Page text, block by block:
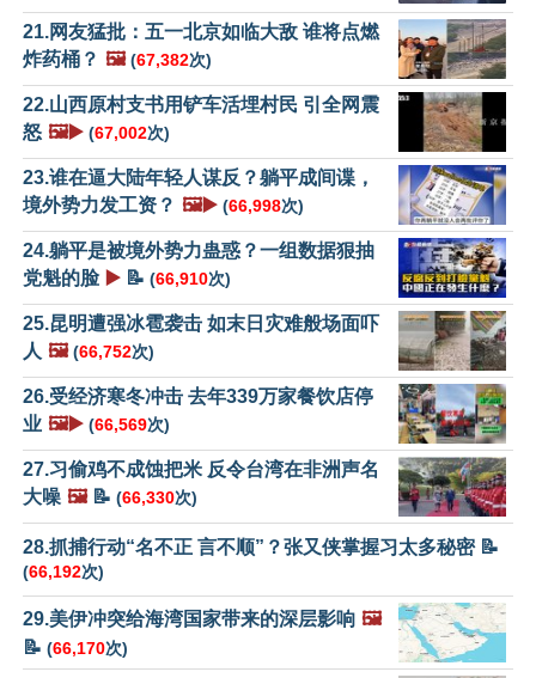
21.网友猛批：五一北京如临大敌 谁将点燃
炸药桶？ 🖼️ (67,382次)
22.山西原村支书用铲车活埋村民 引全网震
怒 🖼️▶️ (67,002次)
23.谁在逼大陆年轻人谋反？躺平成间谍，
境外势力发工资？ 🖼️▶️ (66,998次)
24.躺平是被境外势力蛊惑？一组数据狠抽
党魁的脸 ▶️ 📝 (66,910次)
25.昆明遭强冰雹袭击 如末日灾难般场面吓
人 🖼️ (66,752次)
26.受经济寒冬冲击 去年339万家餐饮店停
业 🖼️▶️ (66,569次)
27.习偷鸡不成蚀把米 反令台湾在非洲声名
大噪 🖼️📝 (66,330次)
28.抓捕行动“名不正 言不顺”？张又侠掌握习太多秘密 📝
(66,192次)
29.美伊冲突给海湾国家带来的深层影响 🖼️
📝 (66,170次)